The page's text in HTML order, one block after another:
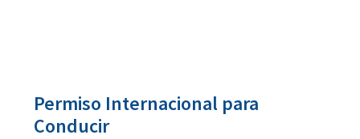
Permiso Internacional para
Conducir